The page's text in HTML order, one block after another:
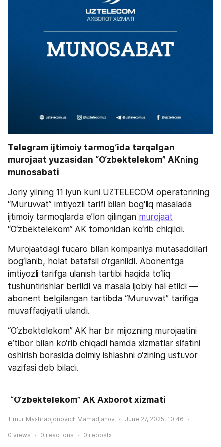
Telegram ijtimoiy tarmog‘ida tarqalgan
murojaat yuzasidan “O‘zbektelekom” AKning
munosabati
Joriy yilning 11 iyun kuni UZTELECOM operatorining
“Muruvvat” imtiyozli tarifi bilan bog‘liq masalada
ijtimoiy tarmoqlarda e’lon qilingan murojaat
“O‘zbektelekom” AK tomonidan ko‘rib chiqildi.
Murojaatdagi fuqaro bilan kompaniya mutasaddilari
bog‘lanib, holat batafsil o‘rganildi. Abonentga
imtiyozli tarifga ulanish tartibi haqida to‘liq
tushuntirishlar berildi va masala ijobiy hal etildi —
abonent belgilangan tartibda “Muruvvat” tarifiga
muvaffaqiyatli ulandi.
“O‘zbektelekom” AK har bir mijozning murojaatini
e’tibor bilan ko‘rib chiqadi hamda xizmatlar sifatini
oshirish borasida doimiy ishlashni o‘zining ustuvor
vazifasi deb biladi.
“O‘zbektelekom” AK Axborot xizmati
Timur Mashrabjonovich Mamadjanov June 27, 2025, 10:46
0 views 0 reactions 0 reposts